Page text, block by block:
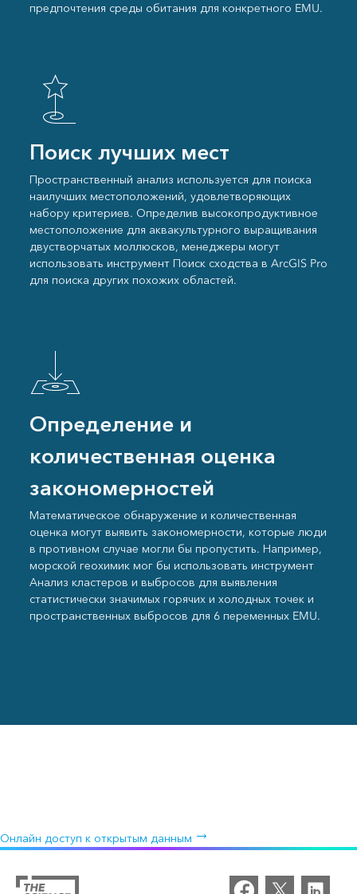
предпочтения среды обитания для конкретного EMU.
Поиск лучших мест
Пространственный анализ используется для поиска
наилучших местоположений, удовлетворяющих
набору критериев. Определив высокопродуктивное
местоположение для аквакультурного выращивания
двустворчатых моллюсков, менеджеры могут
использовать инструмент Поиск сходства в ArcGIS Pro
для поиска других похожих областей.
Определение и
количественная оценка
закономерностей
Математическое обнаружение и количественная
оценка могут выявить закономерности, которые люди
в противном случае могли бы пропустить. Например,
морской геохимик мог бы использовать инструмент
Анализ кластеров и выбросов для выявления
статистически значимых горячих и холодных точек и
пространственных выбросов для 6 переменных EMU.
Онлайн доступ к открытым данным